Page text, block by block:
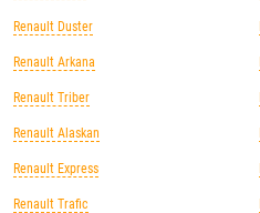
Renault Duster
Renault Arkana
Renault Triber
Renault Alaskan
Renault Express
Renault Trafic